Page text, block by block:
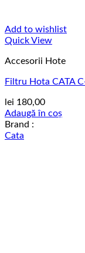
Add to wishlist
Quick View
Accesorii Hote
Filtru Hota CATA
lei 180,00
Adaugă în coș
Brand :
Cata